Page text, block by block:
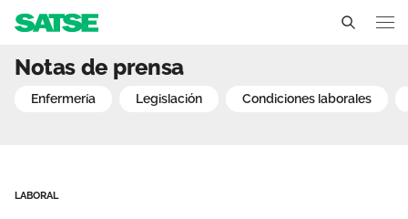
Delegados Sindicales
Sedes
Iniciaremos
Notas de prensa
enfermería legislación condiciones laborales
LABORAL